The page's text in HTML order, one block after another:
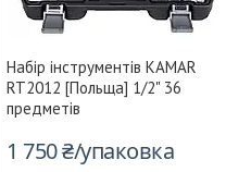
Набір інструментів KAMAR
RT2012 [Польща] 1/2" 36
предметів
1 750 ₴/упаковка